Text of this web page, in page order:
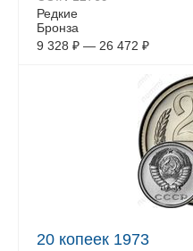
Редкие
Бронза
9 328 ₽ — 26 472 ₽
20 копеек 1973